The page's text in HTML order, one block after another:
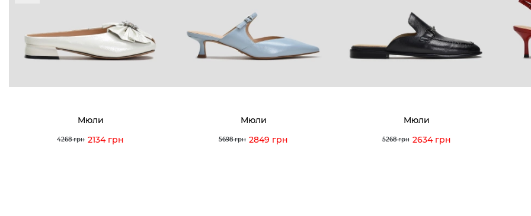
Мюли
4268 грн 2134 грн
Мюли
5698 грн 2849 грн
Мюли
5268 грн 2634 грн
0 (973) 89-43-98
Viber
Вакансии и Работа
Наши магазины